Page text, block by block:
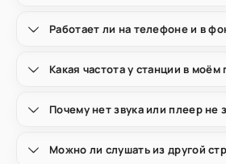
Работает ли на телефоне и в
Какая частота у станции в моём
Почему нет звука или плеер не
Можно ли слушать из другой